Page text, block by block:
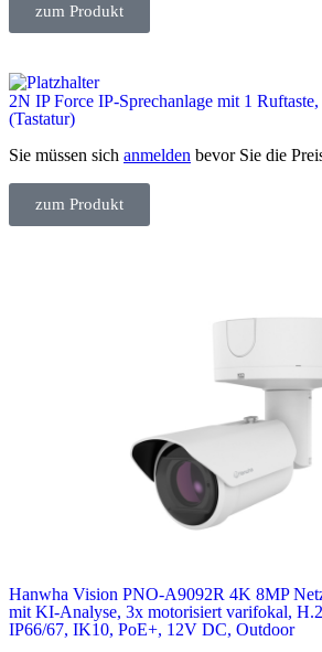
zum Produkt
2N IP Force IP-Sprechanlage mit 1
(Tastatur)
Sie müssen sich anmelden bevor Sie die
zum Produkt
Hanwha Vision PNO-A9092R 4K 8MP
mit KI-Analyse, 3x motorisiert varifokal,
IP66/67, IK10, PoE+, 12V DC, Outdoor